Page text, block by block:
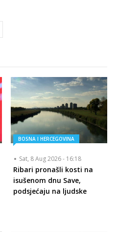
BOSNA I HERCEGOVINA
Sat, 8 Aug 2026 - 16:18
Ribari pronašli kosti na
isušenom dnu Save,
podsjećaju na ljudske